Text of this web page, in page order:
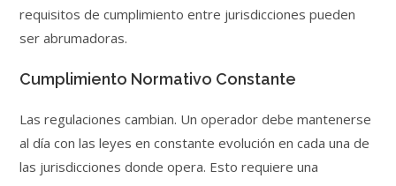
requisitos de cumplimiento entre jurisdicciones pueden
ser abrumadoras.
Cumplimiento Normativo Constante
Las regulaciones cambian. Un operador debe mantenerse
al día con las leyes en constante evolución en cada una de
las jurisdicciones donde opera. Esto requiere una